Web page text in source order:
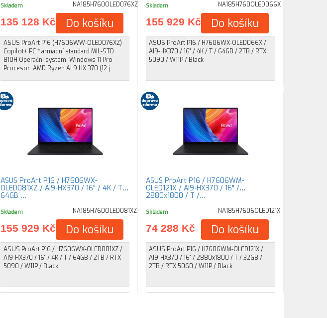
Skladem NA185H760OLED076XZ
135 128 Kč Do košíku
ASUS ProArt P16 (H7606WW-OLED076XZ)
Copilot+ PC * armádní standard MIL-STD
810H Operační systém: Windows 11 Pro
Procesor: AMD Ryzen AI 9 HX 370 (12 j
Skladem NA185H760OLED066X
155 929 Kč Do košíku
ASUS ProArt P16 / H7606WX-OLED066X /
AI9-HX370 / 16" / 4K / T / 64GB / 2TB / RTX
5090 / W11P / Black
ASUS ProArt P16 / H7606WX-
OLED081XZ / AI9-HX370 / 16" / 4K / T /
64GB …
Skladem NA185H760OLED081XZ
155 929 Kč Do košíku
ASUS ProArt P16 / H7606WX-OLED081XZ /
AI9-HX370 / 16" / 4K / T / 64GB / 2TB / RTX
5090 / W11P / Black
ASUS ProArt P16 / H7606WM-
OLED121X / AI9-HX370 / 16" /
2880x1800 / T /…
Skladem NA185H7606OLED121X
74 288 Kč Do košíku
ASUS ProArt P16 / H7606WM-OLED121X /
AI9-HX370 / 16" / 2880x1800 / T / 32GB /
2TB / RTX 5060 / W11P / Black